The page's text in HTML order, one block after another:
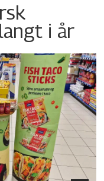
i år